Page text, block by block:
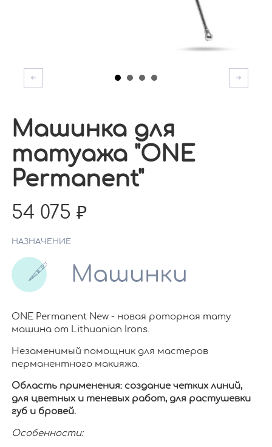
Машинка для
татуажа "ONE
Permanent"
54 075
НАЗНАЧЕНИЕ
Машинки
ONE Permanent New - новая роторная тату
машина от Lithuanian Irons.
Незаменимый помощник для мастеров
перманентного макияжа.
Область применения: создание четких линий,
для цветных и теневых работ, для растушевки
губ и бровей.
Особенности: